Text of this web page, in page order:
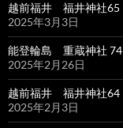
越前福井 福井神社65
2025年3月3日
能登輪島 重蔵神社 74
2025年2月26日
越前福井 福井神社64
2025年2月3日